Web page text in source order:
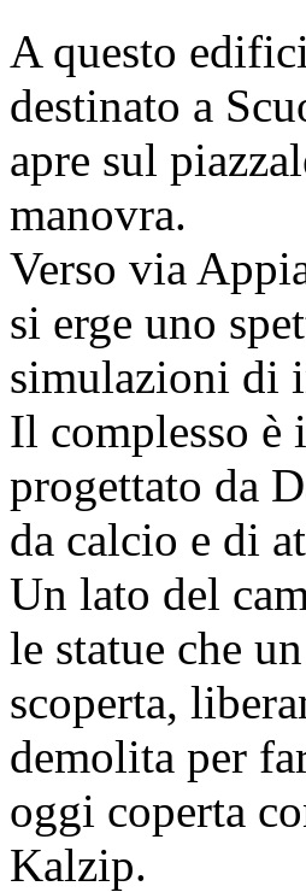
A questo
destinato a
apre sul
manovra.
Verso via
si erge uno
simulazioni di
Il complesso è
progettato da
da calcio e di
Un lato del
le statue che
scoperta,
demolita per
oggi coperta
Kalzip.